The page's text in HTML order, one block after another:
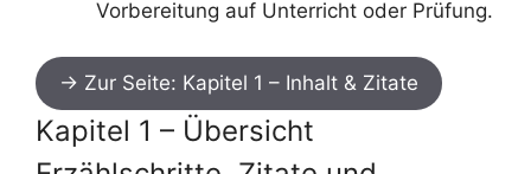
Vorbereitung auf Unterricht oder Prüfung.
→ Zur Seite: Kapitel 1 – Inhalt & Zitate
Kapitel 1 – Übersicht